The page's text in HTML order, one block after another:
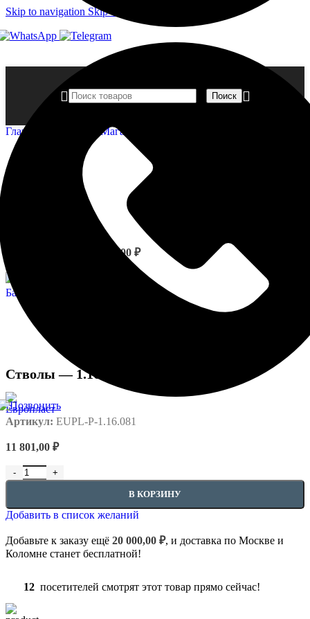
Skip to navigation Skip to main content
Поиск
Главная страница Магазин
8 740,00 ₽
Базы - 1.17.100
Стволы — 1.16.081
Артикул: EUPL-P-1.16.081
11 801,00 ₽
Количество товара Стволы - 1.16.081
В КОРЗИНУ
Добавить в список желаний
Добавьте к заказу ещё 20 000,00 ₽, и доставка по Москве и
Коломне станет бесплатной!
12 посетителей смотрят этот товар прямо сейчас!